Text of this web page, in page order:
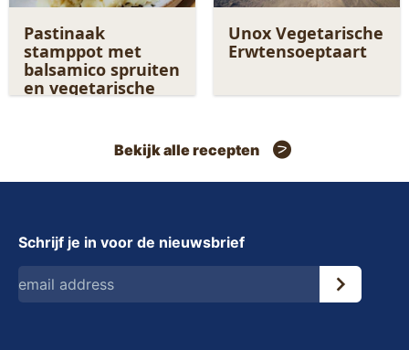
Pastinaak
stamppot met
balsamico spruiten
en vegetarische
Unox Vegetarische
Erwtensoeptaart
Bekijk alle recepten
Schrijf je in voor de nieuwsbrief